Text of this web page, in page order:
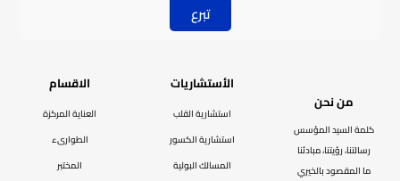
الاقسام
العناية المركزة
الطوارىء
المختبر
الأستشاريات
استشارية القلب
استشارية الكسور
المسالك البولية
من نحن
كلمة السيد المؤسس
رسالتنا، رؤيتنا، مبادئنا
ما المقصود بالخيري
تبرع